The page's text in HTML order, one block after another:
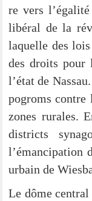
re vers
libé­ral de la
laquel­le des
des droits pour
l’état de
pogroms cont­re
zones rura­les.
dis­tricts
l’émancipation
urbain de
Le dôme cen­tral